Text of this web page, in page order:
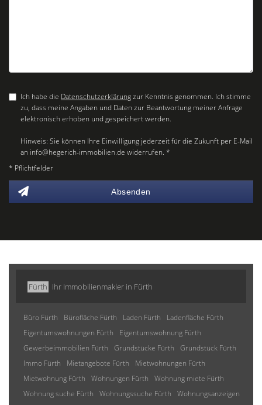
Ich habe die Datenschutzerklärungzur Kenntnis genommen. Ich stimme
zu, dass meine Angaben und Daten zur Beantwortung meiner Anfrage
elektronisch erhoben und gespeichert werden.
Hinweis: Sie können Ihre Einwilligung jederzeit für die Zukunft per E-Mail
an info@hegerich-immobilien.de widerrufen. *
* Pflichtfelder
Absenden
Fürth Ihr Immobilienmakler in Fürth
Büro Fürth Bürofläche Fürth Laden Fürth
Ladenfläche Fürth
Eigentumswohnungen Fürth
Eigentumswohnung Fürth
Gewerbeimmobilien Fürth
Grundstücke Fürth
Grundstück Fürth
Immo Fürth
Mietangebote Fürth
Mietwohnungen Fürth
Mietwohnung Fürth
Wohnungen Fürth
Wohnung miete Fürth
Wohnung suche Fürth
Wohnungssuche Fürth
Wohnungsanzeigen